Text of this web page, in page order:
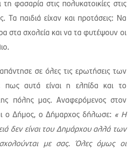
φασαρία στις πολυκατοικίες στις
Τα παιδιά είχαν και προτάσεις: Να
στα σχολεία και να τα φυτέψουν οι
σε όλες τις ερωτήσεις των
πως αυτά είναι η ελπίδα και το
πόλης μας. Αναφερόμενος στον
ο Δήμος, ο Δήμαρχος δήλωσε: « Η
δεν είναι του Δημάρχου αλλά των
με σας. Όλες όμως οι